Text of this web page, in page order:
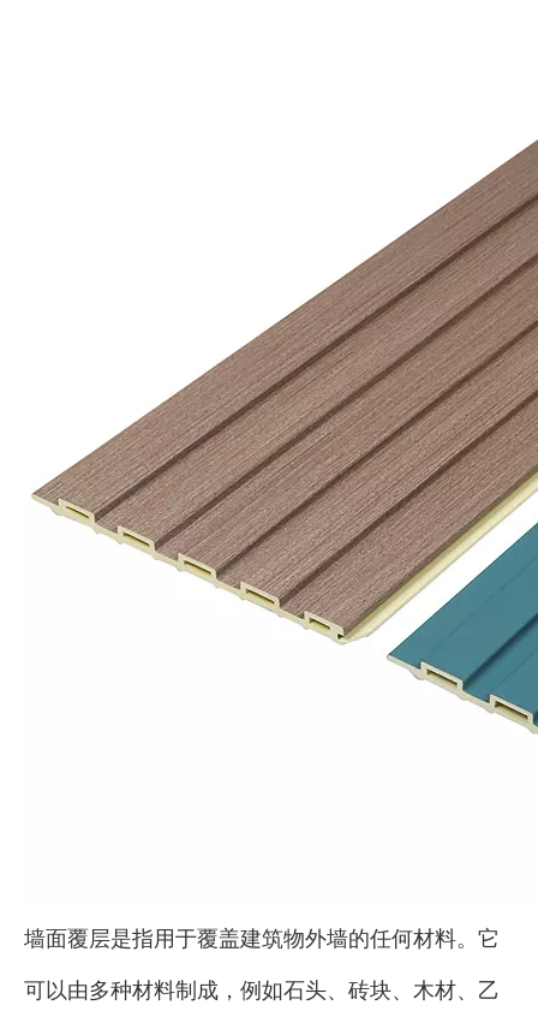
墙面覆层是指用于覆盖建筑物外墙的任何材料。它
可以由多种材料制成，例如石头、砖块、木材、乙